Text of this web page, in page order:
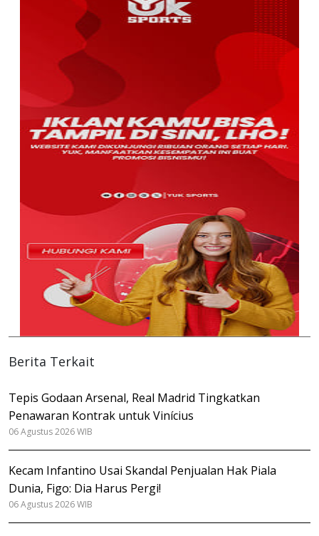
Berita Terkait
Tepis Godaan Arsenal, Real Madrid Tingkatkan
Penawaran Kontrak untuk Vinícius
06 Agustus 2026 WIB
Kecam Infantino Usai Skandal Penjualan Hak Piala
Dunia, Figo: Dia Harus Pergi!
06 Agustus 2026 WIB